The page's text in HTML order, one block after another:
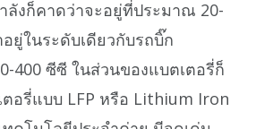
ลังก็คาดว่าจะอยู่ที่ประมาณ 20-
ยู่ในระดับเดียวกับรถบิ๊ก
400 ซีซี ในส่วนของแบตเตอรี่ก็
ตอรี่แบบ LFP หรือ Lithium Iron